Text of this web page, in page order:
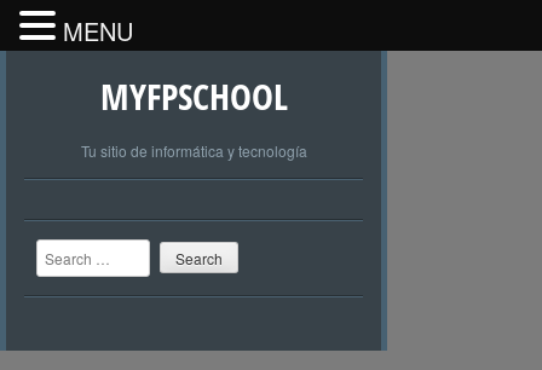
MYFPSCHOOL
Tu sitio de informática y tecnología
Search
MENU